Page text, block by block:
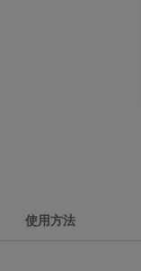
使用方法